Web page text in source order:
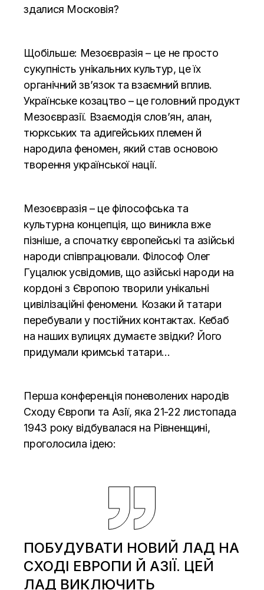
здалися Московія?
Щобільше: Мезоєвразія – це не просто
сукупність унікальних культур, це їх
органічний зв’язок та взаємний вплив.
Українське козацтво – це головний продукт
Мезоєвразії. Взаємодія слов’ян, алан,
тюркських та адигейських племен й
народила феномен, який став основою
творення української нації.
Мезоєвразія – це філософська та
культурна концепція, що виникла вже
пізніше, а спочатку європейські та азійські
народи співпрацювали. Філософ Олег
Гуцалюк усвідомив, що азійські народи на
кордоні з Європою творили унікальні
цивілізаційні феномени. Козаки й татари
перебували у постійних контактах. Кебаб
на наших вулицях думаєте звідки? Його
придумали кримські татари…
Перша конференція поневолених народів
Сходу Європи та Азії, яка 21-22 листопада
1943 року відбувалася на Рівненщині,
проголосила ідею:
ПОБУДУВАТИ НОВИЙ ЛАД НА
СХОДІ ЕВРОПИ Й АЗІЇ. ЦЕЙ
ЛАД ВИКЛЮЧИТЬ